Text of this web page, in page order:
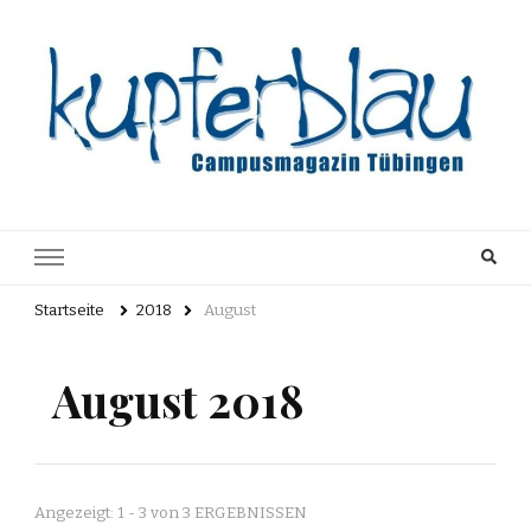
Archiv
Startseite 2018 August
August 2018
Angezeigt: 1 - 3 von 3 ERGEBNISSEN